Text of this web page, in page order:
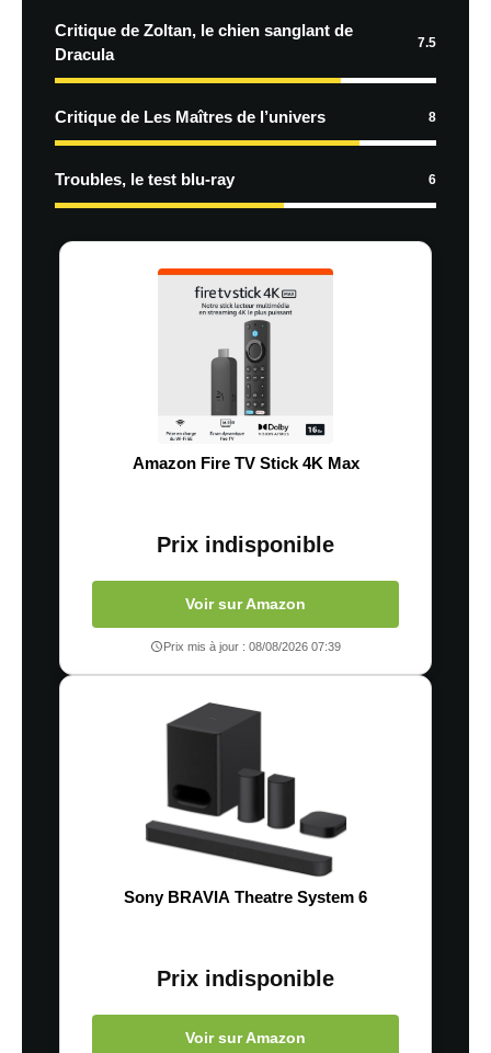
Critique de Zoltan, le chien sanglant de
Dracula
7.5
Critique de Les Maîtres de l’univers 8
Troubles, le test blu-ray 6
Amazon Fire TV Stick 4K Max
Prix indisponible
Voir sur Amazon
Prix mis à jour : 08/08/2026 07:39
Sony BRAVIA Theatre System 6
Prix indisponible
Voir sur Amazon